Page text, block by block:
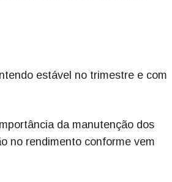
estável no trimestre e com
da manutenção dos
no rendimento conforme vem